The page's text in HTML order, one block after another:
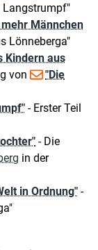
Langstrumpf"
Männchen
Lönneberga"
Kindern aus
von
"Die
- Erster Teil
- Die
in der
in Ordnung" -